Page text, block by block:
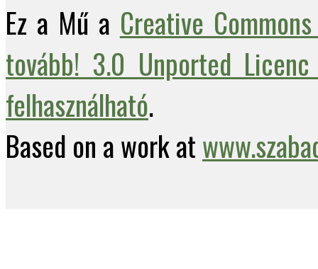
Ez a Mű a Creative
tovább! 3.0 Unported
felhasználható.
Based on a work at